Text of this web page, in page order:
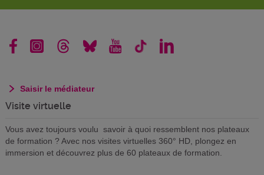
Saisir le médiateur
Visite virtuelle
Vous avez toujours voulu savoir à quoi ressemblent nos plateaux
de formation ? Avec nos visites virtuelles 360° HD, plongez en
immersion et découvrez plus de 60 plateaux de formation.